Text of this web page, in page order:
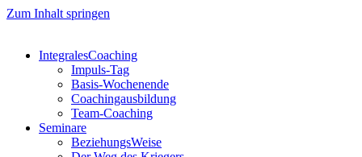
Zum Inhalt springen
IntegralesCoaching
Impuls-Tag
Basis-Wochenende
Coachingausbildung
Team-Coaching
Seminare
BeziehungsWeise